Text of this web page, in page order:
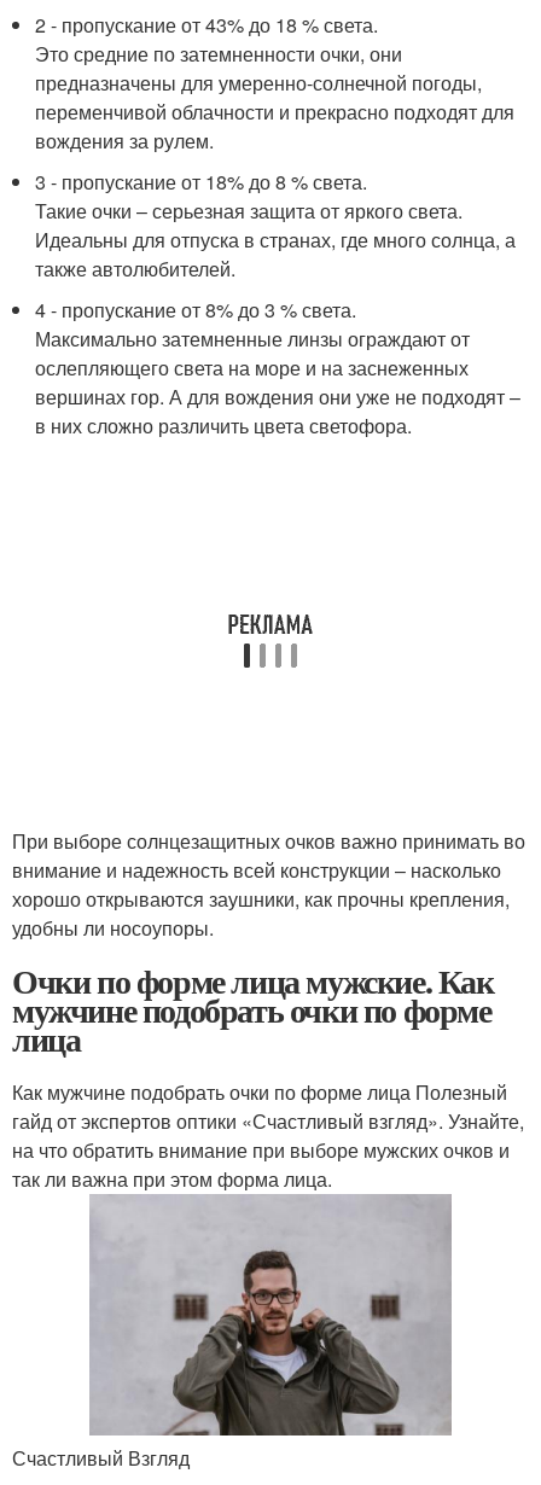
2 - пропускание от 43% до 18 % света.
Это средние по затемненности очки, они
предназначены для умеренно-солнечной погоды,
переменчивой облачности и прекрасно подходят для
вождения за рулем.
3 - пропускание от 18% до 8 % света.
Такие очки – серьезная защита от яркого света.
Идеальны для отпуска в странах, где много солнца, а
также автолюбителей.
4 - пропускание от 8% до 3 % света.
Максимально затемненные линзы ограждают от
ослепляющего света на море и на заснеженных
вершинах гор. А для вождения они уже не подходят –
в них сложно различить цвета светофора.
При выборе солнцезащитных очков важно принимать во
внимание и надежность всей конструкции – насколько
хорошо открываются заушники, как прочны крепления,
удобны ли носоупоры.
Очки по форме лица мужские. Как
мужчине подобрать очки по форме
лица
Как мужчине подобрать очки по форме лица Полезный
гайд от экспертов оптики «Счастливый взгляд». Узнайте,
на что обратить внимание при выборе мужских очков и
так ли важна при этом форма лица.
Счастливый Взгляд